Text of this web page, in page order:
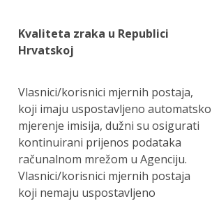
Kvaliteta zraka u Republici
Hrvatskoj
Vlasnici/korisnici mjernih postaja,
koji imaju uspostavljeno automatsko
mjerenje imisija, dužni su osigurati
kontinuirani prijenos podataka
računalnom mrežom u Agenciju.
Vlasnici/korisnici mjernih postaja
koji nemaju uspostavljeno